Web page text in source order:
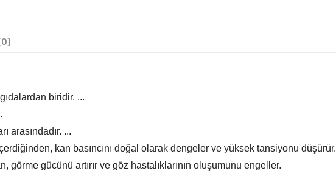
biridir. ...
arasındadır. ...
kan basıncını doğal olarak dengeler ve yüksek tansiyonu düşürür.
görme gücünü artırır ve göz hastalıklarının oluşumunu engeller.